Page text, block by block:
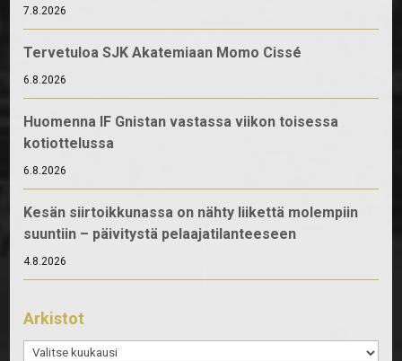
7.8.2026
Tervetuloa SJK Akatemiaan Momo Cissé
6.8.2026
Huomenna IF Gnistan vastassa viikon toisessa
kotiottelussa
6.8.2026
Kesän siirtoikkunassa on nähty liikettä molempiin
suuntiin – päivitystä pelaajatilanteeseen
4.8.2026
Arkistot
Arkistot